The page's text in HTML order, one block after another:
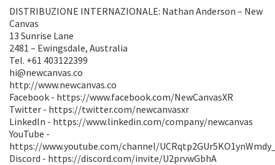
DISTRIBUZIONE INTERNAZIONALE: Nathan Anderson – New
Canvas
13 Sunrise Lane
2481 – Ewingsdale, Australia
Tel. +61 403122399
hi@newcanvas.co
http://www.newcanvas.co
Facebook - https://www.facebook.com/NewCanvasXR
Twitter - https://twitter.com/newcanvasxr
LinkedIn - https://www.linkedin.com/company/newcanvas
YouTube -
https://www.youtube.com/channel/
Discord - https://discord.com/invite/U2prvwGbhA